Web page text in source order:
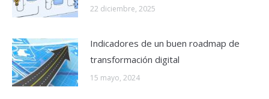
22 diciembre, 2025
Indicadores de un buen roadmap de
transformación digital
15 mayo, 2024